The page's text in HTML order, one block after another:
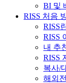
BI 및
RISS 처음
RISS
RISS
내 추
RISS
복사/
해외